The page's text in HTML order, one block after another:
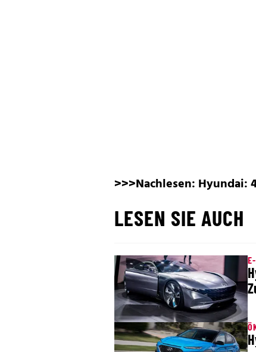
>>>Nachlesen: Hyundai:
LESEN SIE AUCH